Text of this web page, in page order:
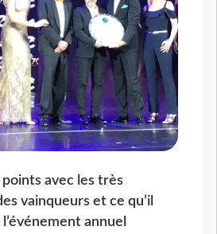
points avec les très
vainqueurs et ce qu’il
annuel